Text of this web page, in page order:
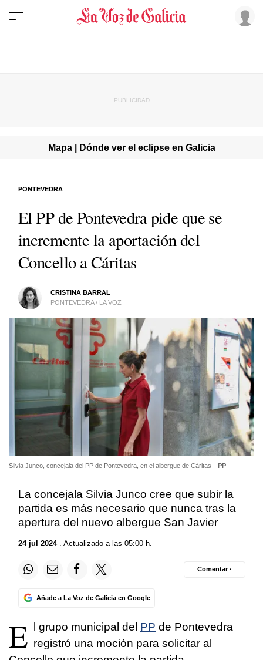
Mapa | Dónde ver el eclipse en Galicia
El PP de Pontevedra pide que se
incremente la aportación del
Concello a Cáritas
CRISTINA BARRAL
PONTEVEDRA / LA VOZ
PONTEVEDRA
Silvia Junco, concejala del PP de Pontevedra, en el albergue de Cáritas PP
La concejala Silvia Junco cree que subir la
partida es más necesario que nunca tras la
apertura del nuevo albergue San Javier
24 jul 2024. Actualizado a las 05:00 h.
Añade a La Voz de Galicia en Google
Comentar ·
E l grupo municipal del PP de Pontevedra
registró una moción para solicitar al